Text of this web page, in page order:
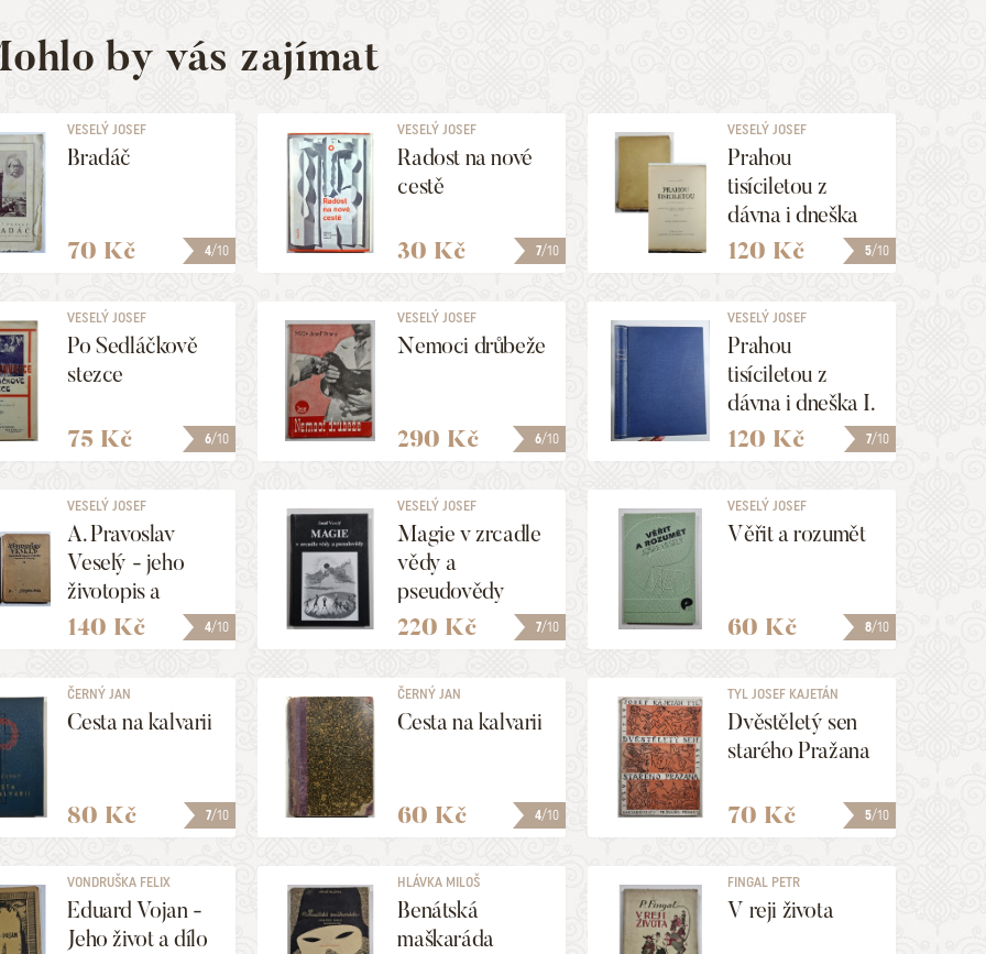
by vás zajímat
4/10
VESELÝ JOSEF
Bradáč
70 Kč 7/10
VESELÝ JOSEF
Radost na nové
cestě
30 Kč 5/10
VESELÝ JOSEF
Prahou
tisíciletou z
dávna i dneška
II.
120 Kč
6/10
VESELÝ JOSEF
Po Sedláčkově
stezce
75 Kč 6/10
VESELÝ JOSEF
Nemoci drůbeže
290 Kč 7/10
VESELÝ JOSEF
Prahou
tisíciletou z
dávna i dneška I.
120 Kč
4/10
VESELÝ JOSEF
A. Pravoslav
Veselý - jeho
životopis a
ideály I.+II.
140 Kč 7/10
VESELÝ JOSEF
Magie v zrcadle
vědy a
pseudovědy
220 Kč 8/10
VESELÝ JOSEF
Věřit a rozumět
60 Kč
7/10
ČERNÝ JAN
Cesta na kalvarii
80 Kč 4/10
ČERNÝ JAN
Cesta na kalvarii
60 Kč 5/10
TYL JOSEF KAJETÁN
Dvěstěletý sen
starého Pražana
70 Kč
VONDRUŠKA FELIX
Eduard Vojan -
Jeho život a dílo
HLÁVKA MILOŠ
Benátská
maškaráda
FINGAL PETR
V reji života